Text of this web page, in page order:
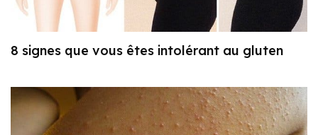
8 signes que vous êtes intolérant au gluten